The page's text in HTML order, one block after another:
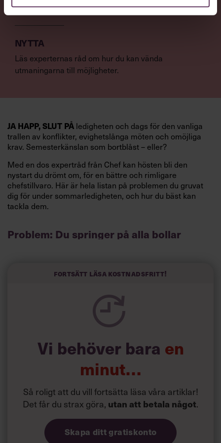
återvända till jobbet efter semestern.
NYTTA
Läs experternas råd om hur du kan vända
utmaningarna till möjligheter.
JA HAPP, SLUT PÅ ledigheten och dags för den vanliga
trallen av konflikter, evighetslånga möten och omöjliga
krav. Semesterkänslan som bortblåst – eller?
Med en dos expertråd från Chef kan hösten bli den
nystart du drömt om, för en bättre och rimligare
chefstillvaro. Här är hela listan på problemen du gruvat
dig för under sommarledigheten, och hur du bäst kan
tackla dem.
Problem: Du springer på alla bollar
att du jobbar. Problemet är bara att den inställningen gör
inte lyckas koncentrera dig på någonting alls när du
springer på alla bollar och försöker sätta dig in i precis
Fortsätt läsa kostnadsfritt!
Vi behöver bara en
minut…
Så roligt att du vill fortsätta läsa våra artiklar!
Det får du strax göra, utan att betala något.
Skapa ditt gratiskonto